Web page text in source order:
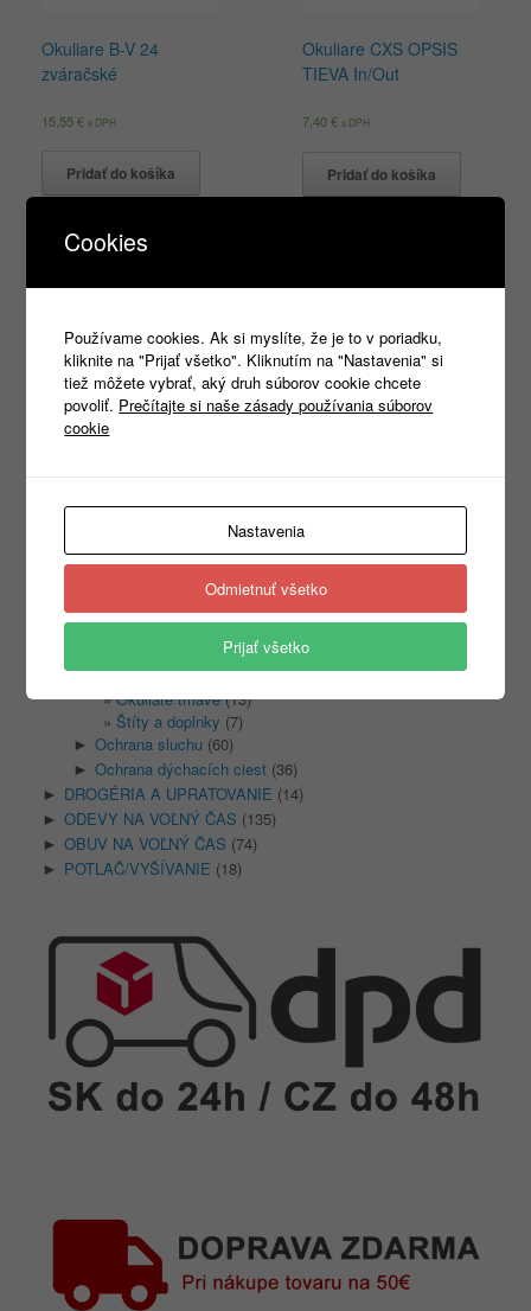
Okuliare B-V 24
zváračské
15,55€ s DPH
Pridať do košíka
Okuliare CXS OPSIS
TIEVA In/Out
7,40€ s DPH
Pridať do košíka
Kategórie
Nezaradené(1)
REKLAMNÝ TEXTIL(465)
(1333)
PRACOVNÁ OBUV(1315)
(400)
► Ochrana hlavy(86)
(87)
Okuliare číre(24)
Okuliare tmavé(13)
Štíty a doplnky (7)
► Ochrana sluchu (60)
► Ochrana dýchacích ciest (36)
► DROGÉRIA A UPRATOVANIE (14)
► ODEVY NA VOĽNÝ ČAS (135)
► OBUV NA VOĽNÝ ČAS (74)
► POTLAČ/VYŠÍVANIE (18)
Cookies
Používame cookies. Ak si myslíte, že je to v poriadku,
kliknite na "Prijať všetko". Kliknutím na "Nastavenia" si
tiež môžete vybrať, aký druh súborov cookie chcete
povoliť. Prečítajte si naše zásady používania súborov
cookie
Nastavenia
Odmietnuť všetko
Prijať všetko